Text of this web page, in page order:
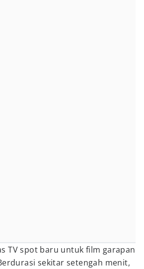
TV spot baru untuk film garapan
sekitar setengah menit,